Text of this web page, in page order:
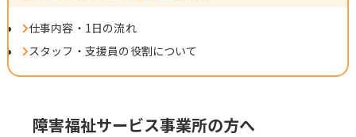
仕事内容・1日の流れ
スタッフ・支援員の役割について
障害福祉サービス事業所の方へ